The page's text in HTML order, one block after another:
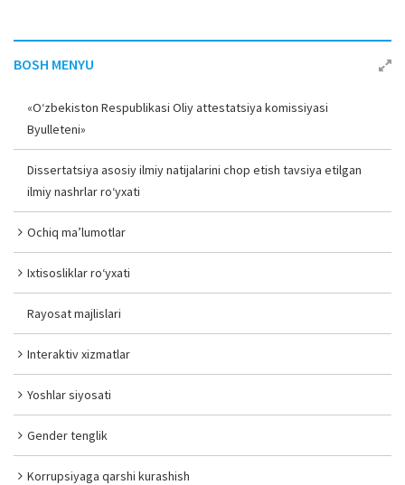
BOSH MENYU
«O‘zbekiston Respublikasi Oliy attestatsiya komissiyasi
Byulleteni»
Dissertatsiya asosiy ilmiy natijalarini chop etish tavsiya etilgan
ilmiy nashrlar ro‘yxati
Ochiq ma’lumotlar
Ixtisosliklar ro‘yxati
Rayosat majlislari
Interaktiv xizmatlar
Yoshlar siyosati
Gender tenglik
Korrupsiyaga qarshi kurashish